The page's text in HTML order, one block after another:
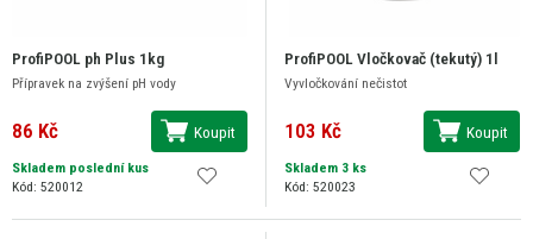
ProfiPOOL ph Plus 1kg
Přípravek na zvýšení pH vody
86 Kč Koupit
Skladem poslední kus
Kód: 520012
ProfiPOOL Vločkovač (tekutý) 1l
Vyvločkování nečistot
103 Kč Koupit
Skladem 3 ks
Kód: 520023